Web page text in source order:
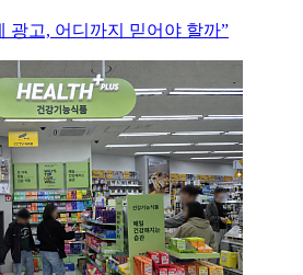
광고, 어디까지 믿어야 할까”